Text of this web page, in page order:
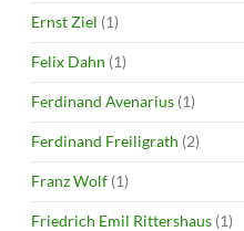
Ernst Ziel (1)
Felix Dahn (1)
Ferdinand Avenarius (1)
Ferdinand Freiligrath (2)
Franz Wolf (1)
Friedrich Emil Rittershaus (1)